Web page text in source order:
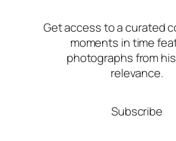
Get access to a curated
moments in time
photographs from
relevance.
Subscribe